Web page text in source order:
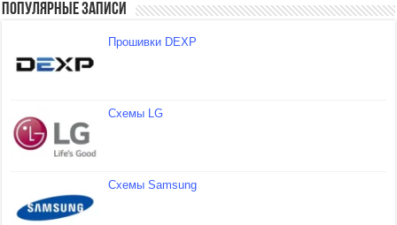
Популярные записи
Прошивки DEXP
Схемы LG
Схемы Samsung